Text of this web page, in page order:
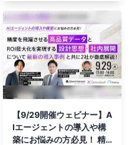
【9/29開催ウェビナー】A
Iエージェントの導入や構
築にお悩みの方必見！ 精